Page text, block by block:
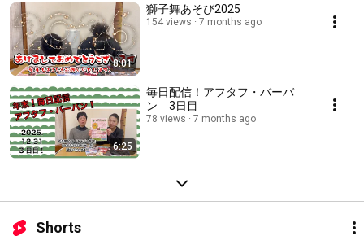
8:01
獅子舞あそび2025
154 views 7 months ago
6:25
毎日配信！アフタフ・バーバ
ン 3日目
78 views 7 months ago
Shorts